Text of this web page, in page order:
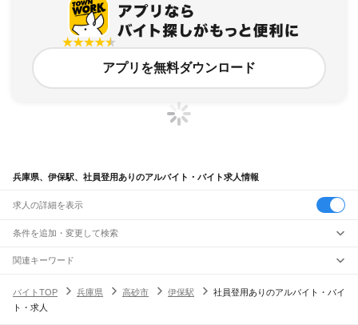
アプリを無料ダウンロード
兵庫県、伊保駅、社員登用ありのアルバイト・バイト求人情報
求人の詳細を表示
条件を追加・変更して検索
市区町村を追加・変更
兵庫県すべて
神戸市
駅を追加・変更
職種を追加・変更
関連キーワード
バイトTOP
兵庫県 高砂市 伊保駅
社員登用ありのアルバイト・バイ
ト・求人